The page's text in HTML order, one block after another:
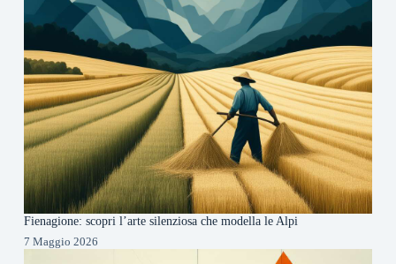
Fienagione: scopri l’arte silenziosa che modella le Alpi
7 Maggio 2026